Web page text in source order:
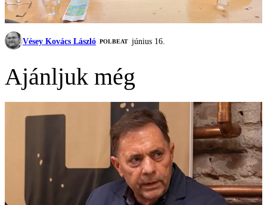
Vésey Kovács László ‎POLBEAT június 16.
Ajánljuk még